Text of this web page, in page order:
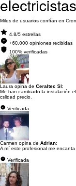
Miles de usuarios confían en
4.8/5 estrellas
+60.000 opiniones recibidas
100% verificadas
Laura opina de Ceraltec Sl:
Me han cambiado la instalación
cslidad precio.
Verificada
Carmen opina de Adrian:
A mí este profesional me
Verificada